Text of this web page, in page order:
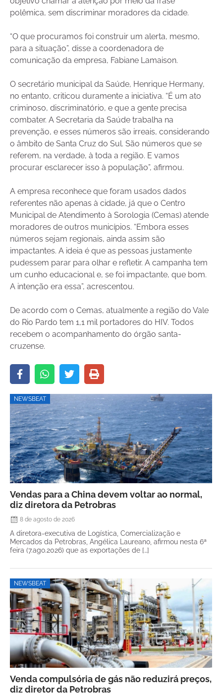
polêmica, sem discriminar moradores da cidade.
“O que procuramos foi construir um alerta, mesmo,
para a situação”, disse a coordenadora de
comunicação da empresa, Fabiane Lamaison.
O secretário municipal da Saúde, Henrique Hermany,
no entanto, criticou duramente a iniciativa. “É um ato
criminoso, discriminatório, e que a gente precisa
combater. A Secretaria da Saúde trabalha na
prevenção, e esses números são irreais, considerando
o âmbito de Santa Cruz do Sul. São números que se
referem, na verdade, à toda a região. E vamos
procurar esclarecer isso à população”, afirmou.
A empresa reconhece que foram usados dados
referentes não apenas à cidade, já que o Centro
Municipal de Atendimento à Sorologia (Cemas) atende
moradores de outros municípios. “Embora esses
números sejam regionais, ainda assim são
impactantes. A ideia é que as pessoas justamente
pudessem parar para olhar e refletir. A campanha tem
um cunho educacional e, se foi impactante, que bom.
A intenção era essa”, acrescentou.
De acordo com o Cemas, atualmente a região do Vale
do Rio Pardo tem 1,1 mil portadores do HIV. Todos
recebem o acompanhamento do órgão santa-
cruzense.
NEWSBEAT
Vendas para a China devem voltar ao normal,
diz diretora da Petrobras
8 de agosto de 2026
A diretora-executiva de Logística, Comercialização e
Mercados da Petrobras, Angélica Laureano, afirmou nesta 6ª
feira (7.ago.2026) que as exportações de […]
NEWSBEAT
Venda compulsória de gás não reduzirá preços,
diz diretor da Petrobras